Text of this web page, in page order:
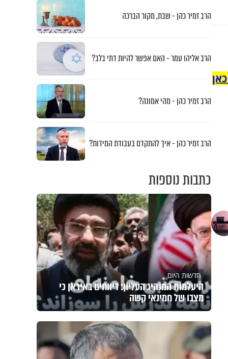
הרב זמיר כהן - שבת, מקור הברכה
הרב אליהו עמר - האם אפשר להיות דתי בלב?
הרב זמיר כהן - מהי אמונה?
הרב זמיר כהן - איך להתקדם בעבודת המידות?
כתבות נוספות
חדשות היום
היעלמות המנהיג העליון: דיווחים באיראן כי
מצבו של חמינאי קשה